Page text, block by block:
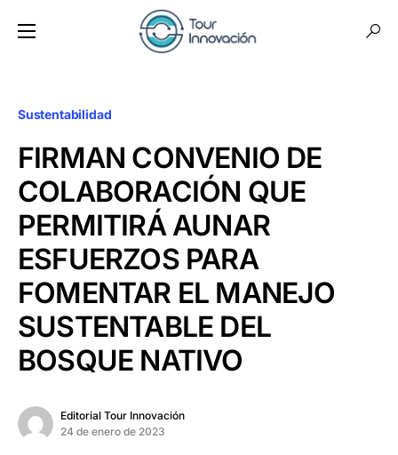
Sustentabilidad
FIRMAN CONVENIO DE
COLABORACIÓN QUE
PERMITIRÁ AUNAR
ESFUERZOS PARA
FOMENTAR EL MANEJO
SUSTENTABLE DEL
BOSQUE NATIVO
Editorial Tour Innovación
24 de enero de 2023